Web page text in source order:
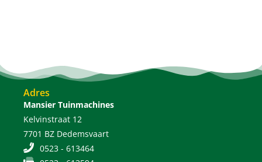
Adres
Mansier Tuinmachines
Kelvinstraat 12
7701 BZ Dedemsvaart
0523 - 613464